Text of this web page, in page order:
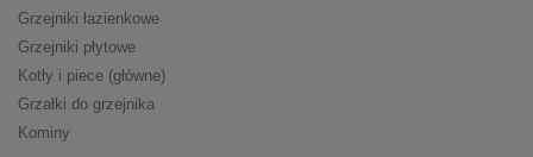
Grzejniki łazienkowe
Grzejniki płytowe
Kotły i piece (główne)
Grzałki do grzejnika
Kominy